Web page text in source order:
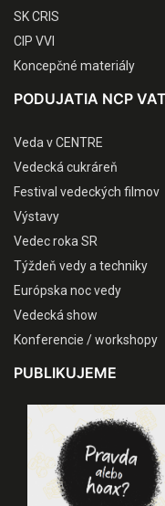
SK CRIS
CIP VVI
Koncepčné materiály
PODUJATIA NCP VAT
Veda v CENTRE
Vedecká cukráreň
Festival vedeckých filmov
Výstavy
Vedec roka SR
Týždeň vedy a techniky
Európska noc vedy
Vedecká show
Konferencie / workshopy
PUBLIKUJEME